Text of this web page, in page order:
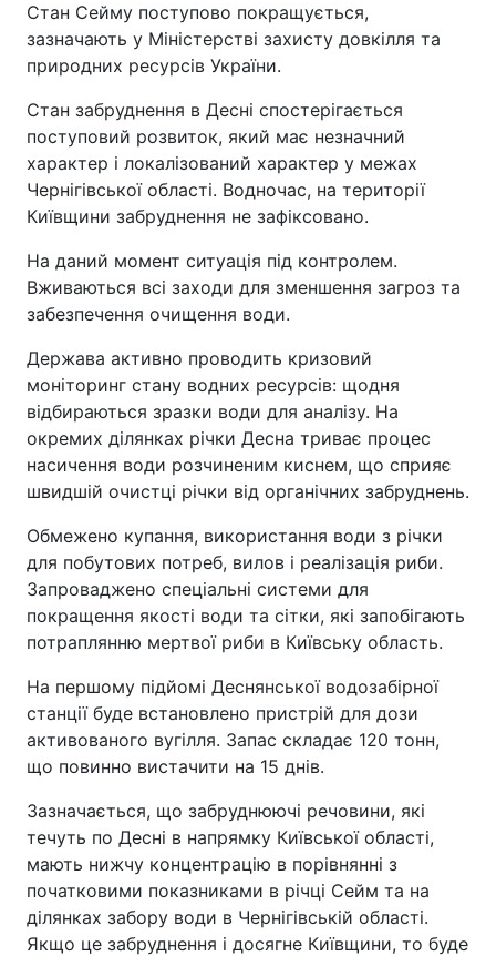
Стан Сейму поступово покращується,
зазначають у Міністерстві захисту довкілля та
природних ресурсів України.
Стан забруднення в Десні спостерігається
поступовий розвиток, який має незначний
характер і локалізований характер у межах
Чернігівської області. Водночас, на території
Київщини забруднення не зафіксовано.
На даний момент ситуація під контролем.
Вживаються всі заходи для зменшення загроз та
забезпечення очищення води.
Держава активно проводить кризовий
моніторинг стану водних ресурсів: щодня
відбираються зразки води для аналізу. На
окремих ділянках річки Десна триває процес
насичення води розчиненим киснем, що сприяє
швидшій очистці річки від органічних забруднень.
Обмежено купання, використання води з річки
для побутових потреб, вилов і реалізація риби.
Запроваджено спеціальні системи для
покращення якості води та сітки, які запобігають
потраплянню мертвої риби в Київську область.
На першому підйомі Деснянської водозабірної
станції буде встановлено пристрій для дози
активованого вугілля. Запас складає 120 тонн,
що повинно вистачити на 15 днів.
Зазначається, що забруднюючі речовини, які
течуть по Десні в напрямку Київської області,
мають нижчу концентрацію в порівнянні з
початковими показниками в річці Сейм та на
ділянках забору води в Чернігівській області.
Якщо це забруднення і досягне Київщини, то буде